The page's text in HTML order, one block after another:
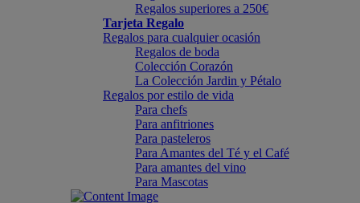
Regalos superiores a 250€
Tarjeta Regalo
Regalos para cualquier ocasión
Regalos de boda
Colección Corazón
La Colección Jardin y Pétalo
Regalos por estilo de vida
Para chefs
Para anfitriones
Para pasteleros
Para Amantes del Té y el Café
Para amantes del vino
Para Mascotas